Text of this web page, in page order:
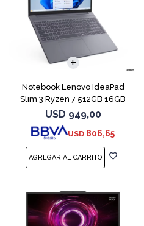
Notebook Lenovo IdeaPad
Slim 3 Ryzen 7 512GB 16GB
15.3 Touch
USD 949,00
USD 806,65